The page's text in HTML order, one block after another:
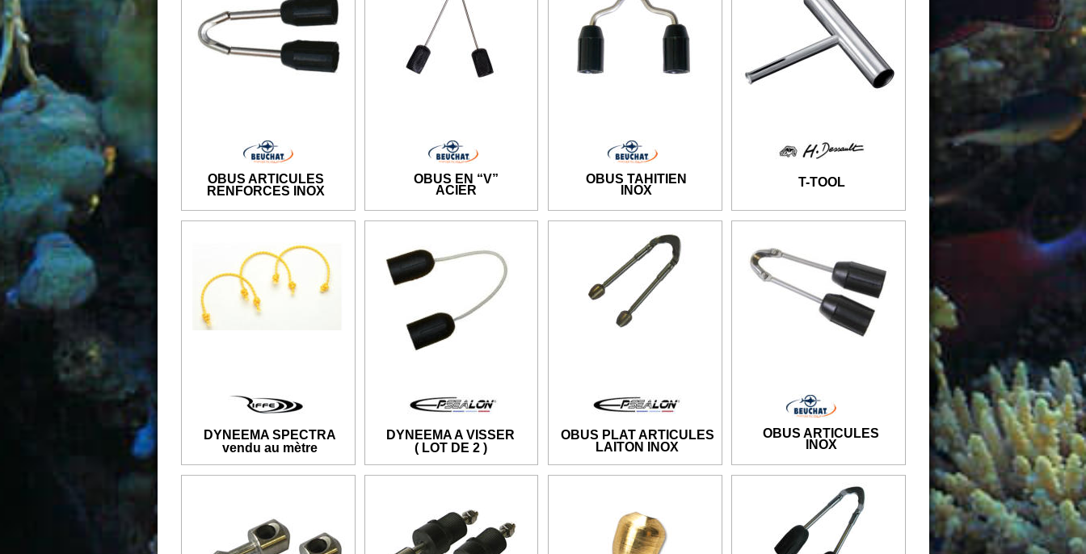
OBUS ARTICULES
RENFORCES INOX
OBUS TAHITIEN
INOX
OBUS EN “V”
ACIER
OBUS ARTICULES
INOX
DYNEEMA A VISSER
( LOT DE 2 )
DYNEEMA SPECTRA
vendu au mètre
OBUS PLAT ARTICULES
LAITON INOX
T-TOOL